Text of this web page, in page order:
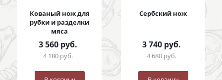
Кованый нож для
рубки и разделки
мяса
3 560руб.
4 180руб.
Сербский нож
3 740руб.
4 680руб.